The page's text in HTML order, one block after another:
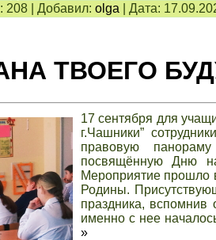
208| Добавил: olga Дата:
ТВОЕГО
17 сентября для
г.Чашники”
правовую
посвящённую Дню
Мероприятие прошло
Родины.
праздника, вспомнив
именно с нее
»